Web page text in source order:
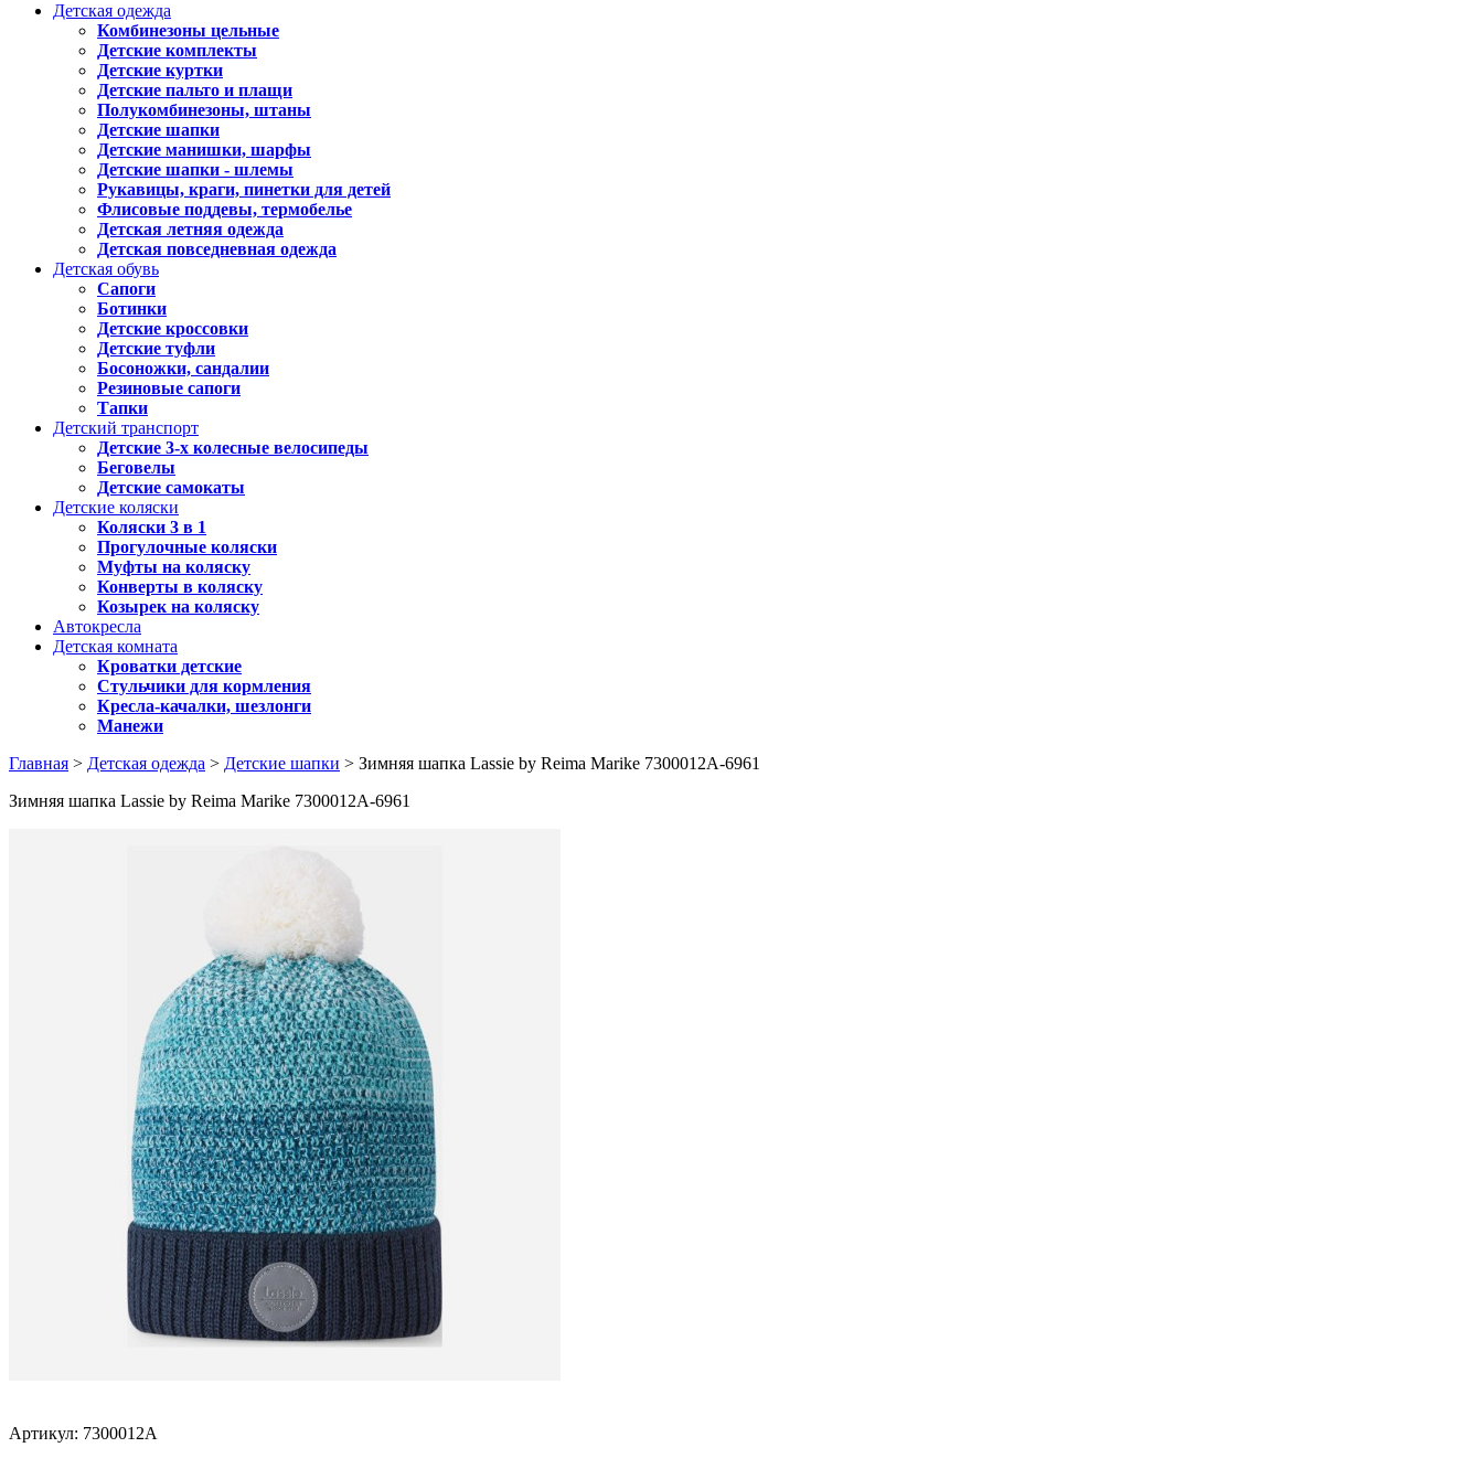
Детская одежда
Комбинезоны цельные
Детские комплекты
Детские куртки
Детские пальто и плащи
Полукомбинезоны, штаны
Детские шапки
Детские манишки, шарфы
Детские шапки - шлемы
Рукавицы, краги, пинетки для детей
Флисовые поддевы, термобелье
Детская летняя одежда
Детская повседневная одежда
Детская обувь
Сапоги
Ботинки
Детские кроссовки
Детские туфли
Босоножки, сандалии
Резиновые сапоги
Тапки
Детский транспорт
Детские 3-х колесные велосипеды
Беговелы
Детские самокаты
Детские коляски
Коляски 3 в 1
Прогулочные коляски
Муфты на коляску
Конверты в коляску
Козырек на коляску
Автокресла
Детская комната
Кроватки детские
Стульчики для кормления
Кресла-качалки, шезлонги
Манежи
Главная > Детская одежда > Детские шапки > Зимняя шапка Lassie by Reima Marike 7300012A-6961
Зимняя шапка Lassie by Reima Marike 7300012A-6961
Артикул: 7300012A